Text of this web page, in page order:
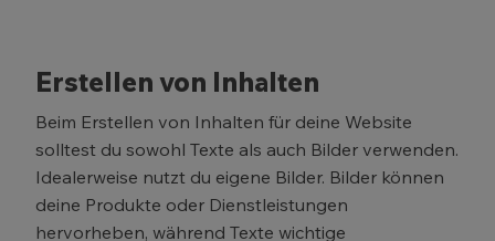
Erstellen von Inhalten
Beim Erstellen von Inhalten für deine Website
solltest du sowohl Texte als auch Bilder verwenden.
Idealerweise nutzt du eigene Bilder. Bilder können
deine Produkte oder Dienstleistungen
hervorheben, während Texte wichtige